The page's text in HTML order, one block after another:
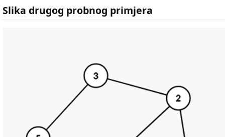
Slika drugog probnog primjera